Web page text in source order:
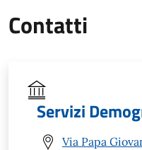
Contatti
Servizi
Via Papa